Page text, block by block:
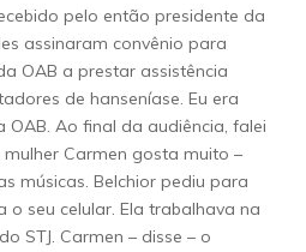
pelo então presidente da
assinaram convênio para
OAB a prestar assistência
de hanseníase. Eu era
OAB. Ao final da audiência, falei
Carmen gosta muito –
músicas. Belchior pediu para
o seu celular. Ela trabalhava na
STJ. Carmen – disse – o